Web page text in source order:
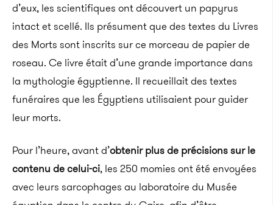
d’eux, les scientifiques ont découvert un papyrus
intact et scellé. Ils présument que des textes du Livres
des Morts sont inscrits sur ce morceau de papier de
roseau. Ce livre était d’une grande importance dans
la mythologie égyptienne. Il recueillait des textes
funéraires que les Égyptiens utilisaient pour guider
leur morts.
Pour l’heure, avant d’obtenir plus de précisions sur le
contenu de celui-ci, les 250 momies ont été envoyées
avec leurs sarcophages au laboratoire du Musée